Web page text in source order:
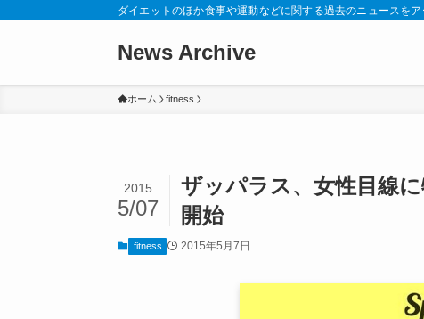
ダイエットのほか食事や運動などに関する過去のニュースを
News Archive
ホーム fitness
ザッパラス、女性目線
開始
2015
5/07
fitness 2015年5月7日